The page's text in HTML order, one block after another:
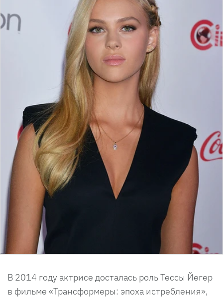
В 2014 году актрисе досталась роль Тессы Йегер
в фильме «Трансформеры: эпоха истребления»,